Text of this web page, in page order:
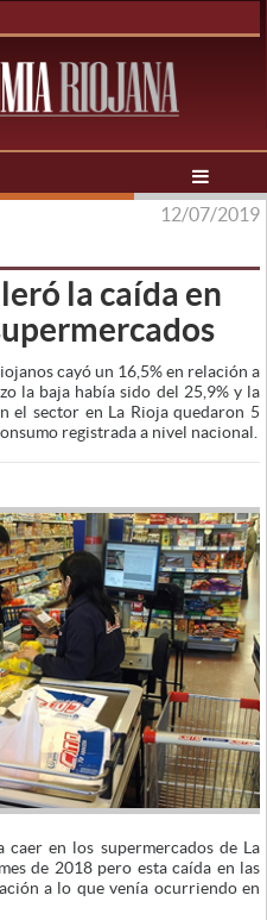
12/07/2019
la caída en
cayó un 16,5% en relación a
la baja había sido del 25,9% y la
el sector en La Rioja quedaron 5
registrada a nivel nacional.
en los supermercados de La
de 2018 pero esta caída en las
a lo que venía ocurriendo en